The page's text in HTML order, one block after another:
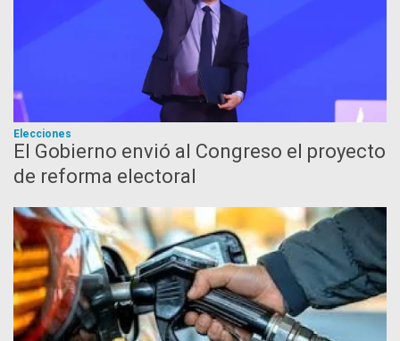
Elecciones
El Gobierno envió al Congreso el proyecto
de reforma electoral